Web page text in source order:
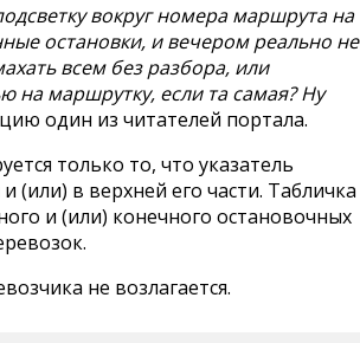
вокруг номера маршрута на
остановки, и вечером реально не
всем без разбора, или
на маршрутку, если та самая? Ну
один из читателей портала.
только то, что указатель
в верхней его части. Табличка
и (или) конечного остановочных
не возлагается.